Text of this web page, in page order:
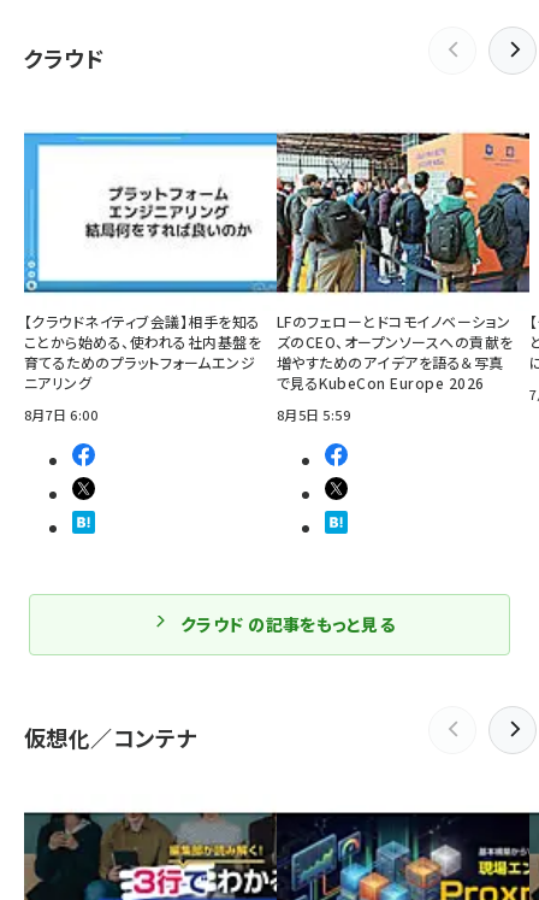
クラウド
【クラウドネイティブ会議】相手を知る
ことから始める、使われる社内基盤を
育てるためのプラットフォームエンジ
ニアリング
8月7日 6:00
LFのフェローとドコモイノベーション
ズのCEO、オープンソースへの貢献を
増やすためのアイデアを語る＆写真
で見るKubeCon Europe 2026
8月5日 5:59
クラウド の記事をもっと見る
仮想化／コンテナ